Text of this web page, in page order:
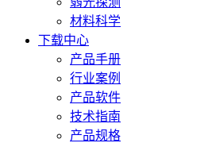
材料科学
下载中心
产品手册
行业案例
产品软件
技术指南
产品规格